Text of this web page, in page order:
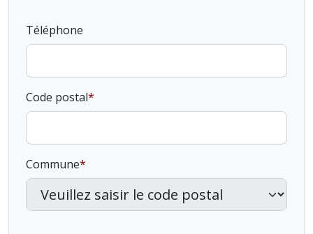
Téléphone
Code postal
Commune